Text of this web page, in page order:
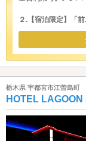
２.【宿泊限定】「前
栃木県 宇都宮市江曽島町
HOTEL LAGOON